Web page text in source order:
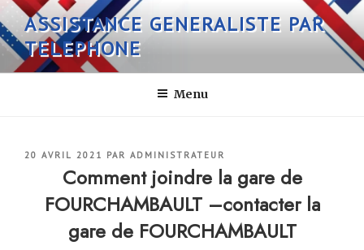
Aller
au
contenu
principal
ASSISTANCE GENERALISTE PAR
TELEPHONE
Menu
PUBLIÉ
20 AVRIL 2021 PAR ADMINISTRATEUR
Comment joindre la gare de
FOURCHAMBAULT –contacter la
gare de FOURCHAMBAULT